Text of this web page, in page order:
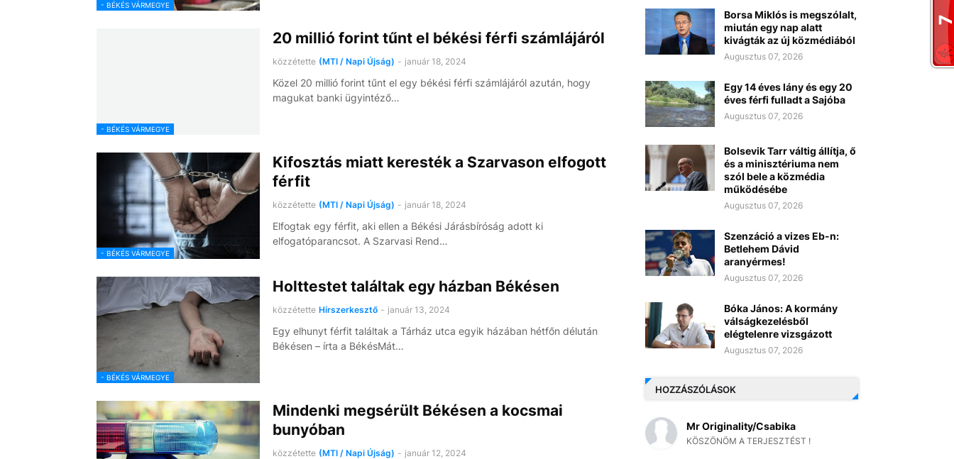
- BÉKÉS VÁRMEGYE
- BÉKÉS VÁRMEGYE
20 millió forint tűnt el békési férfi számlájáról
közzétette (MTI / Napi Újság) - január 18, 2024
Közel 20 millió forint tűnt el egy békési férfi számlájáról azután, hogy
magukat banki ügyintéző…
- BÉKÉS VÁRMEGYE
Kifosztás miatt keresték a Szarvason elfogott
férfit
közzétette (MTI / Napi Újság) - január 18, 2024
Elfogtak egy férfit, aki ellen a Békési Járásbíróság adott ki
elfogatóparancsot. A Szarvasi Rend…
- BÉKÉS VÁRMEGYE
Holttestet találtak egy házban Békésen
közzétette Hírszerkesztő - január 13, 2024
Egy elhunyt férfit találtak a Tárház utca egyik házában hétfőn délután
Békésen – írta a BékésMát…
Mindenki megsérült Békésen a kocsmai
bunyóban
közzétette (MTI / Napi Újság) - január 12, 2024
Borsa Miklós is megszólalt,
miután egy nap alatt
kivágták az új közmédiából
Augusztus 07, 2026
Egy 14 éves lány és egy 20
éves férfi fulladt a Sajóba
Augusztus 07, 2026
Bolsevik Tarr váltig állítja, ő
és a minisztériuma nem
szól bele a közmédia
működésébe
Augusztus 07, 2026
Szenzáció a vizes Eb-n:
Betlehem Dávid
aranyérmes!
Augusztus 07, 2026
Bóka János: A kormány
válságkezelésből
elégtelenre vizsgázott
Augusztus 07, 2026
HOZZÁSZÓLÁSOK
Mr Originality/Csabika
KÖSZÖNÖM A TERJESZTÉST !